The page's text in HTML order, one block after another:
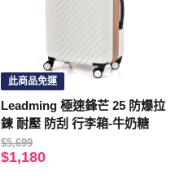
此商品免運
Leadming 極速鋒芒 25 防爆拉
鍊 耐壓 防刮 行李箱-牛奶糖
$5,699
$1,180